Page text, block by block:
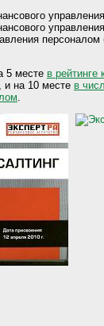
5 месте в
, и на 10 месте в